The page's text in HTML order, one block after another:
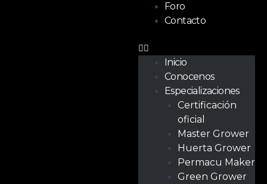
Foro
Contacto
Inicio
Conocenos
Especializaciones
Certificación
oficial
Master Grower
Huerta Grower
Permacu Maker
Green Grower